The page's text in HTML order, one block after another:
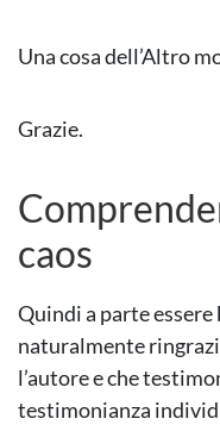
Una cosa dell’Altro
Grazie.
caos
Quindi a parte
naturalmente
l’autore e che
testimonianza